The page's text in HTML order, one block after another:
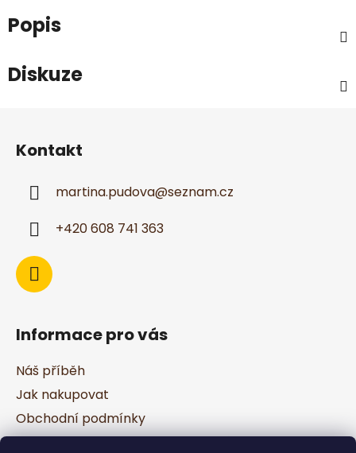
Popis
Diskuze
Kontakt
martina.pudova@seznam.cz
+420 608 741 363
Informace pro vás
Náš příběh
Jak nakupovat
Obchodní podmínky
Podmínky ochrany osobních údajů